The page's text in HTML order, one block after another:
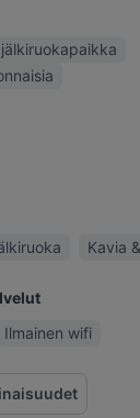
jälkiruokapaikka
Kavia
Ilmainen wifi